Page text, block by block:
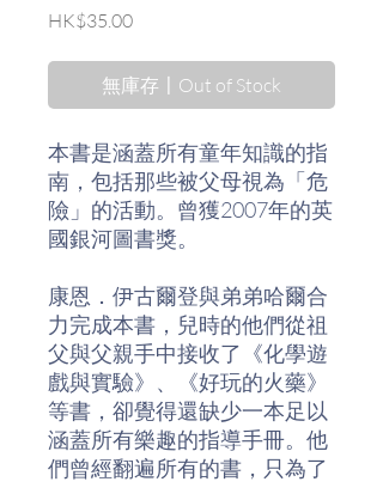
HK$35.00價
無庫存〡Out of Stock
本書是涵蓋所有童年知識的指
南，包括那些被父母視為「危
險」的活動。曾獲2007年的英
國銀河圖書獎。
康恩．伊古爾登與弟弟哈爾合
力完成本書，兒時的他們從祖
父與父親手中接收了《化學遊
戲與實驗》、《好玩的火藥》
等書，卻覺得還缺少一本足以
涵蓋所有樂趣的指導手冊。他
們曾經翻遍所有的書，只為了